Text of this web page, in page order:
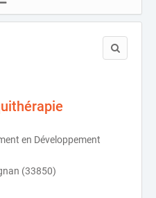
en Développement
(33850)